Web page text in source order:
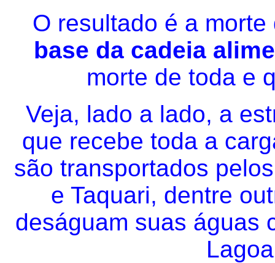
O resultado é a
base da cadeia
morte de toda e
Veja, lado a lado, a
que recebe toda a
são transportados
e Taquari, dentre
deságuam suas águas